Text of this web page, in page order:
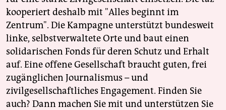
kooperiert deshalb mit "Alles beginnt im
Zentrum". Die Kampagne unterstützt bundesweit
linke, selbstverwaltete Orte und baut einen
solidarischen Fonds für deren Schutz und Erhalt
auf. Eine offene Gesellschaft braucht guten, frei
zugänglichen Journalismus – und
zivilgesellschaftliches Engagement. Finden Sie
auch? Dann machen Sie mit und unterstützen Sie